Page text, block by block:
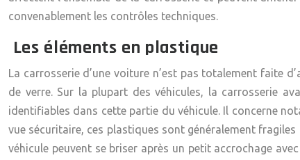
convenablement les contrôles techniques.
Les éléments en plastique
La carrosserie d’une voiture n’est pas totalement faite
de verre. Sur la plupart des véhicules, la carrosserie
identifiables dans cette partie du véhicule. Il concerne
vue sécuritaire, ces plastiques sont généralement
véhicule peuvent se briser après un petit accrochage